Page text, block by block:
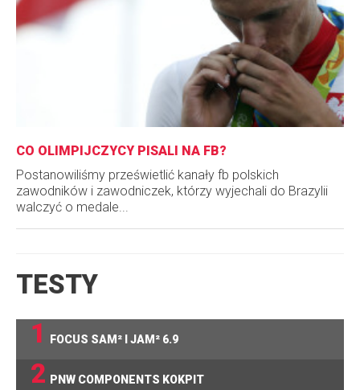
CO OLIMPIJCZYCY PISALI NA FB?
Postanowiliśmy prześwietlić kanały fb polskich
zawodników i zawodniczek, którzy wyjechali do Brazylii
walczyć o medale...
TESTY
1
FOCUS SAM² I JAM² 6.9
2 PNW COMPONENTS KOKPIT